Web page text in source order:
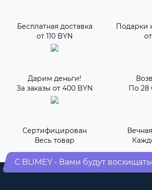
Бесплатная доставка
от 110 BYN
Подарки
Дарим деньги!
За заказы от 400 BYN
По 28
Сертифицирован
Весь товар
С BLIMEY - Вами будут